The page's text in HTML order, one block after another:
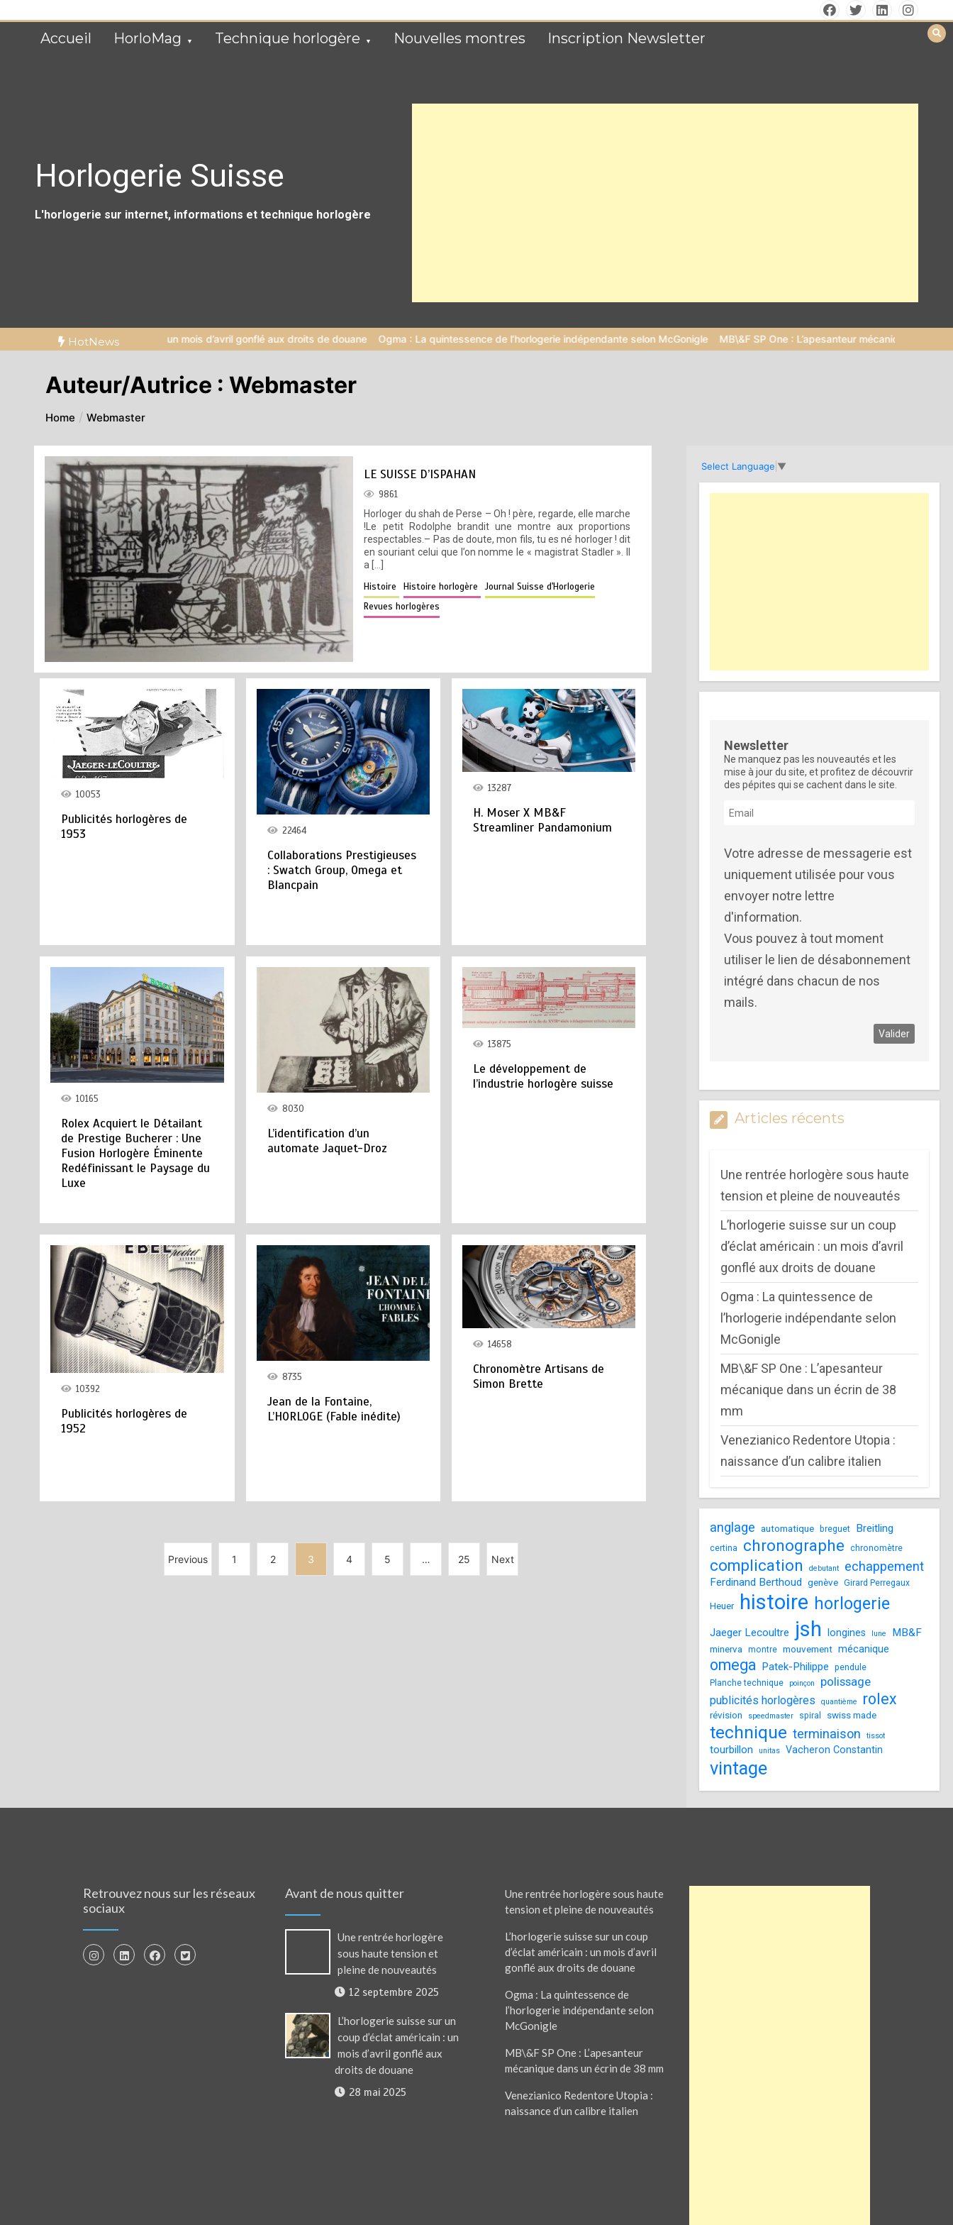
content
Accueil HorloMag Technique horlogère Nouvelles montres Inscription Newsletter
Horlogerie Suisse
L'horlogerie sur internet, informations et technique horlogère
HotNews
coup d’éclat américain : un mois d’avril gonflé aux droits de douane Ogma : La quintessence de l’horlogerie indépendante selon McGonigle MB\&F SP One : L’apesanteur mécanique dans un écrin de
Auteur/autrice : Webmaster
Home Webmaster
LE SUISSE D’ISPAHAN
9861
Horloger du shah de Perse – Oh ! père, regarde, elle marche
!Le petit Rodolphe brandit une montre aux proportions
respectables.– Pas de doute, mon fils, tu es né horloger ! dit
en souriant celui que l’on nomme le « magistrat Stadler ». Il
a […]
Histoire
Histoire horlogère
Journal Suisse d'Horlogerie
Revues horlogères
10053
Publicités horlogères de
1953
22464
Collaborations Prestigieuses
: Swatch Group, Omega et
Blancpain
13287
H. Moser X MB&F
Streamliner Pandamonium
10165
Rolex Acquiert le Détailant
de Prestige Bucherer : Une
Fusion Horlogère Éminente
Redéfinissant le Paysage du
Luxe
8030
L’identification d’un
automate Jaquet-Droz
13875
Le développement de
l’industrie horlogère suisse
10392
Publicités horlogères de
1952
8735
Jean de la Fontaine,
L’HORLOGE (Fable inédite)
14658
Chronomètre Artisans de
Simon Brette
Previous 1 2 3 4 5 … 25 Next
Select Language ▼
Newsletter
Ne manquez pas les nouveautés et les
mise à jour du site, et profitez de découvrir
des pépites qui se cachent dans le site.
Votre adresse de messagerie est
uniquement utilisée pour vous
envoyer notre lettre
d'information.
Vous pouvez à tout moment
utiliser le lien de désabonnement
intégré dans chacun de nos
mails.
Articles récents
Une rentrée horlogère sous haute
tension et pleine de nouveautés
L’horlogerie suisse sur un coup
d’éclat américain : un mois d’avril
gonflé aux droits de douane
Ogma : La quintessence de
l’horlogerie indépendante selon
McGonigle
MB\&F SP One : L’apesanteur
mécanique dans un écrin de 38
mm
Venezianico Redentore Utopia :
naissance d’un calibre italien
anglage automatique breguet Breitling
certina chronographe chronomètre
complication debutant echappement
Ferdinand Berthoud genève Girard Perregaux
Heuer histoire horlogerie
Jaeger Lecoultre jsh longines lune MB&F
minerva montre mouvement mécanique
omega Patek-Philippe
pendule
Planche technique
poinçon polissage
publicités horlogères quantième rolex
révision speedmaster spiral swiss made
technique terminaison tissot
tourbillon unitas Vacheron Constantin
vintage
Retrouvez nous sur les réseaux
sociaux
Avant de nous quitter
Une rentrée horlogère
sous haute tension et
pleine de nouveautés
12 septembre 2025
L’horlogerie suisse sur un
coup d’éclat américain : un
mois d’avril gonflé aux
droits de douane
28 mai 2025
Une rentrée horlogère sous haute
tension et pleine de nouveautés
L’horlogerie suisse sur un coup
d’éclat américain : un mois d’avril
gonflé aux droits de douane
Ogma : La quintessence de
l’horlogerie indépendante selon
McGonigle
MB\&F SP One : L’apesanteur
mécanique dans un écrin de 38 mm
Venezianico Redentore Utopia :
naissance d’un calibre italien